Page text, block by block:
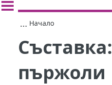
... Начало
Съставка:
пържоли